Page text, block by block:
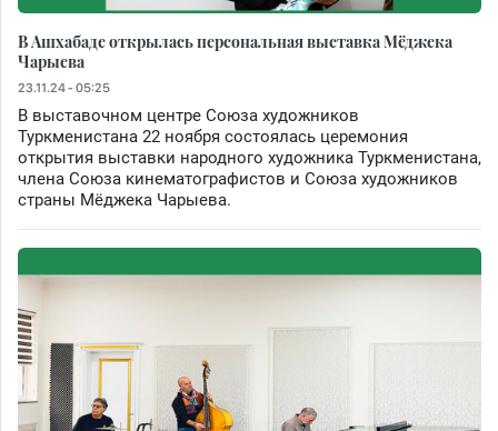
В Ашхабаде открылась персональная выставка Мёджека
Чарыева
23.11.24 - 05:25
В выставочном центре Союза художников
Туркменистана 22 ноября состоялась церемония
открытия выставки народного художника Туркменистана,
члена Союза кинематографистов и Союза художников
страны Мёджека Чарыева.